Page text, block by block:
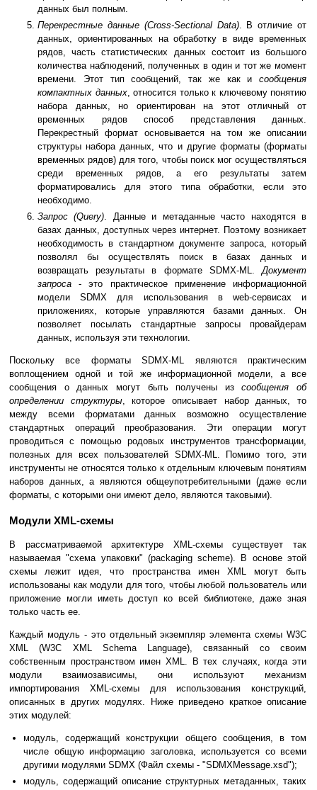
данных был полным.
Перекрестные данные (Cross-Sectional Data). В отличие от
данных, ориентированных на обработку в виде временных
рядов, часть статистических данных состоит из большого
количества наблюдений, полученных в один и тот же момент
времени. Этот тип сообщений, так же как и сообщения
компактных данных, относится только к ключевому понятию
набора данных, но ориентирован на этот отличный от
временных рядов способ представления данных.
Перекрестный формат основывается на том же описании
структуры набора данных, что и другие форматы (форматы
временных рядов) для того, чтобы поиск мог осуществляться
среди временных рядов, а его результаты затем
форматировались для этого типа обработки, если это
необходимо.
Запрос (Query). Данные и метаданные часто находятся в
базах данных, доступных через интернет. Поэтому возникает
необходимость в стандартном документе запроса, который
позволял бы осуществлять поиск в базах данных и
возвращать результаты в формате SDMX-ML.Документ
запроса - это практическое применение информационной
модели SDMX для использования в web-сервисах и
приложениях, которые управляются базами данных. Он
позволяет посылать стандартные запросы провайдерам
данных, используя эти технологии.
Поскольку все форматы SDMX-ML являются практическим
воплощением одной и той же информационной модели, а все
сообщения о данных могут быть получены изсообщения об
определении структуры, которое описывает набор данных, то
между всеми форматами данных возможно осуществление
стандартных операций преобразования. Эти операции могут
проводиться с помощью родовых инструментов трансформации,
полезных для всех пользователей SDMX-ML. Помимо того, эти
инструменты не относятся только к отдельным ключевым понятиям
наборов данных, а являются общеупотребительными (даже если
форматы, с которыми они имеют дело, являются таковыми).
Модули XML-схемы
В рассматриваемой архитектуре XML-схемы существует так
называемая "схема упаковки" (packaging scheme). В основе этой
схемы лежит идея, что пространства имен XML могут быть
использованы как модули для того, чтобы любой пользователь или
приложение могли иметь доступ ко всей библиотеке, даже зная
только часть ее.
Каждый модуль - это отдельный экземпляр элемента схемы W3C
XML (W3C XML Schema Language), связанный со своим
собственным пространством имен XML. В тех случаях, когда эти
модули взаимозависимы, они используют механизм
импортирования XML-схемы для использования конструкций,
описанных в других модулях. Ниже приведено краткое описание
этих модулей:
модуль, содержащий конструкции общего сообщения, в том
числе общую информацию заголовка, используется со всеми
другими модулями SDMX (Файл схемы - "SDMXMessage.xsd");
модуль, содержащий описание структурных метаданных, таких